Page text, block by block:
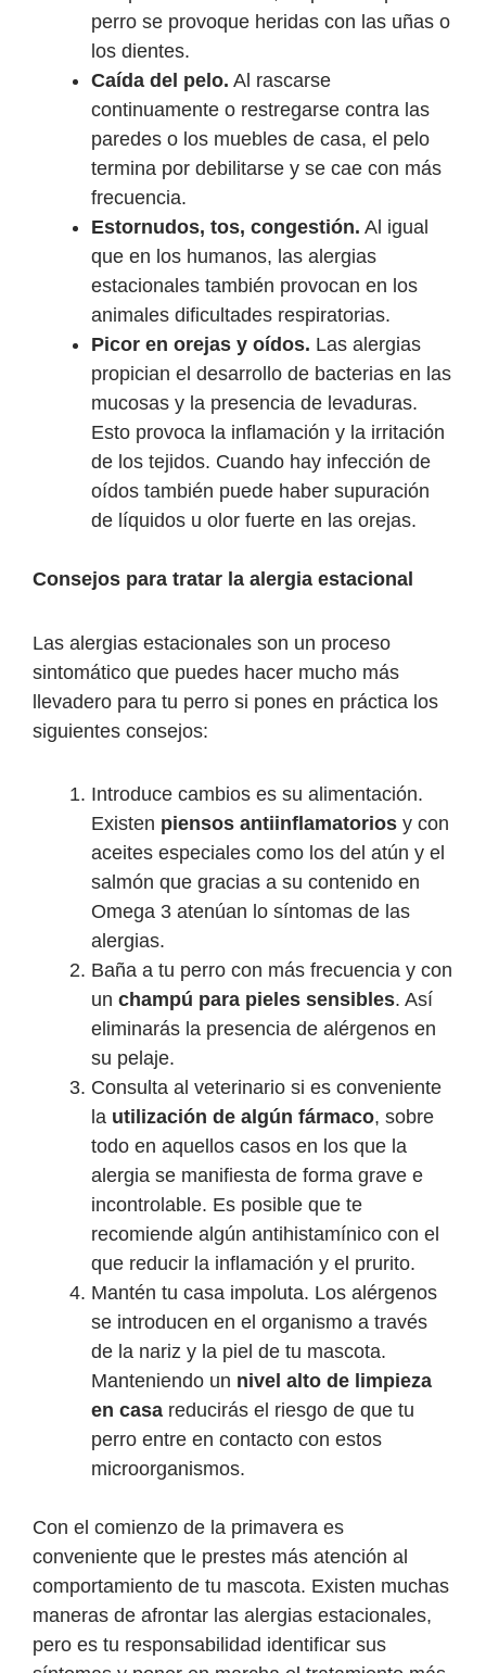
perro se provoque heridas con las uñas o
los dientes.
Caída del pelo. Al rascarse
continuamente o restregarse contra las
paredes o los muebles de casa, el pelo
termina por debilitarse y se cae con más
frecuencia.
Estornudos, tos, congestión. Al igual
que en los humanos, las alergias
estacionales también provocan en los
animales dificultades respiratorias.
Picor en orejas y oídos. Las alergias
propician el desarrollo de bacterias en las
mucosas y la presencia de levaduras.
Esto provoca la inflamación y la irritación
de los tejidos. Cuando hay infección de
oídos también puede haber supuración
de líquidos u olor fuerte en las orejas.
Consejos para tratar la alergia estacional
Las alergias estacionales son un proceso
sintomático que puedes hacer mucho más
llevadero para tu perro si pones en práctica los
siguientes consejos:
Introduce cambios es su alimentación.
Existen piensos antiinflamatorios y con
aceites especiales como los del atún y el
salmón que gracias a su contenido en
Omega 3 atenúan lo síntomas de las
alergias.
Baña a tu perro con más frecuencia y con
un champú para pieles sensibles. Así
eliminarás la presencia de alérgenos en
su pelaje.
Consulta al veterinario si es conveniente
la utilización de algún fármaco, sobre
todo en aquellos casos en los que la
alergia se manifiesta de forma grave e
incontrolable. Es posible que te
recomiende algún antihistamínico con el
que reducir la inflamación y el prurito.
Mantén tu casa impoluta. Los alérgenos
se introducen en el organismo a través
de la nariz y la piel de tu mascota.
Manteniendo un nivel alto de limpieza
en casa reducirás el riesgo de que tu
perro entre en contacto con estos
microorganismos.
Con el comienzo de la primavera es
conveniente que le prestes más atención al
comportamiento de tu mascota. Existen muchas
maneras de afrontar las alergias estacionales,
pero es tu responsabilidad identificar sus